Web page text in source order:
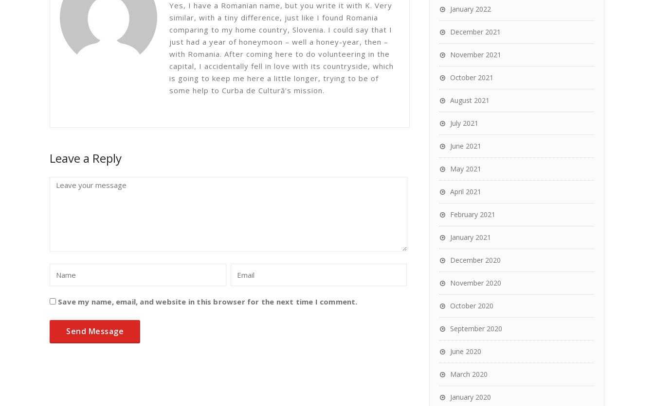
Yes, I have a Romanian name, but you write it with K. Very
similar, with a tiny difference, just like I found Romania
comparing to my home country, Slovenia. I could say that I
just had a year of honeymoon – well a honey-year, then –
with Romania. After coming here to do volunteering in the
capital, I accidentally fell in love with its countryside, which
is going to keep me here a little longer, trying to be of
some help to Curba de Cultură’s mission.
Leave a Reply
Save my name, email, and website in this browser for the next time I comment.
January 2022
December 2021
November 2021
October 2021
August 2021
July 2021
June 2021
May 2021
April 2021
February 2021
January 2021
December 2020
November 2020
October 2020
September 2020
June 2020
March 2020
January 2020